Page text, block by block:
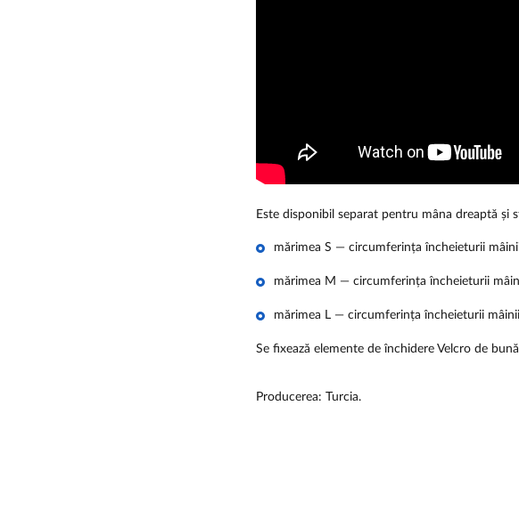
Este disponibil separat pentru mâna dreaptă și
mărimea S — circumferința încheieturii
mărimea M — circumferința încheieturii
mărimea L — circumferința încheieturii
Se fixează elemente de închidere Velcro de
Producerea: Turcia.